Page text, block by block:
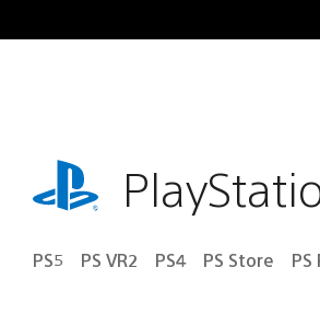
al
playstation.com
PS5 PS VR2 PS4 PS Store PS